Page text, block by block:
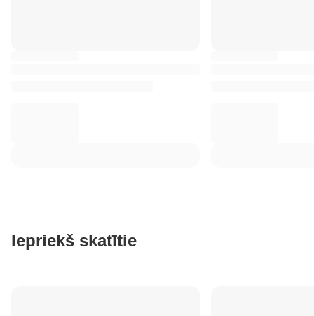
Iepriekš skatītie